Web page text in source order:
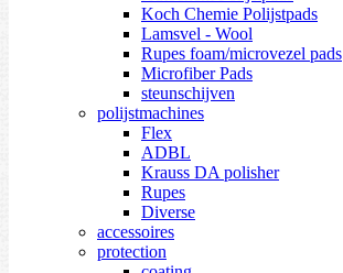
Koch Chemie Polijstpads
Lamsvel - Wool
Rupes foam/microvezel pads
Microfiber Pads
steunschijven
polijstmachines
Flex
ADBL
Krauss DA polisher
Rupes
Diverse
accessoires
protection